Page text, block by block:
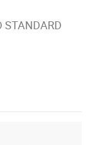
STANDARD